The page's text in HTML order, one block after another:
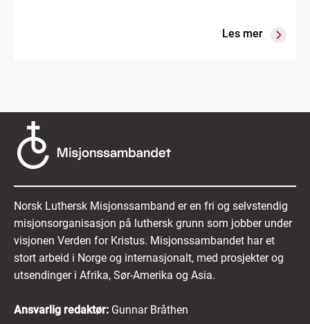
Les mer
Norsk Luthersk Misjonssamband er en fri og selvstendig
misjonsorganisasjon på luthersk grunn som jobber under
visjonen Verden for Kristus. Misjonssambandet har et
stort arbeid i Norge og internasjonalt, med prosjekter og
utsendinger i Afrika, Sør-Amerika og Asia.
Ansvarlig redaktør: Gunnar Bråthen